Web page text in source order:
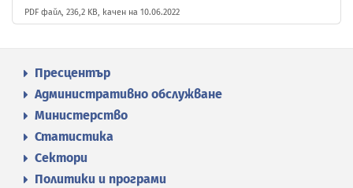
PDF файл, 236,2 KB, качен на 10.06.2022
Пресцентър
Административно обслужване
Министерство
Статистика
Сектори
Политики и програми